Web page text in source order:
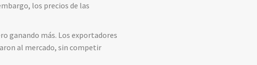
los precios de las
ganando más. Los exportadores
al mercado, sin competir